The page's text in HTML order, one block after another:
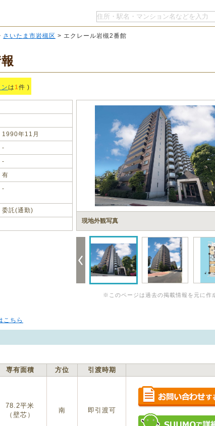
さいたま市岩槻区 > エクレール岩槻2番館
は1件 )
1990年11月
‐
‐
有
‐
委託(通勤)
現地外観写真
※このページは過去の掲載情報を元に作
こちら
専有面積 方位 引渡時期
78.2平米
（壁芯）
南 即引渡可